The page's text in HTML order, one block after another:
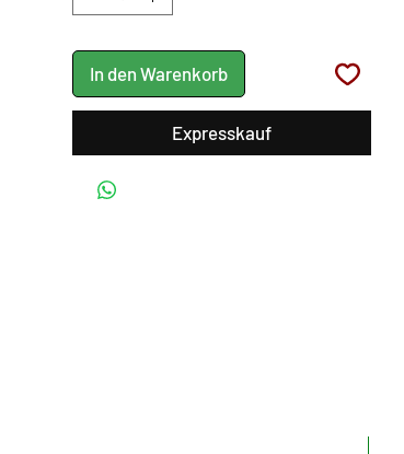
In den Warenkorb
Expresskauf